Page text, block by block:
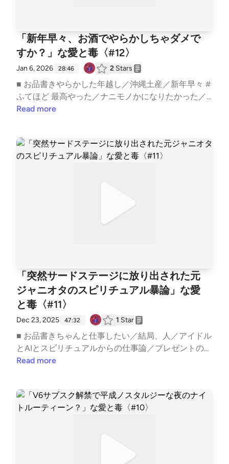
したらぜひこちらまでお寄せください。 ────────
──────── ▼ 公式HPhttps://aitodoku.com ▼ SNS
番組公式X: https://twitter.com/snack_aitodokuゆきマ
マX: https://twitter.com/nara_deer18ゆきママInstagra
m: https://www.instagram.com/nara_deer18ゆきママ
TikTok: https://www.tiktok.com/@nara_deer18 ▼ not
e番組公式: https://note.com/snack_ai_to_doku/ゆき
っそり公開中！ ハッシュタグ #あいどく でお口直し
のご感想もお待ちしております。
「新年早々、お酒でやらかしちゃダメで
すか？」な愛と毒〈#12〉
Jan 6, 2026 28:46 2 Stars
■ お品書きやらかした年越し／沖縄土産／新年早々 #
ふてほど 最高やった／ナニモノかになりたかった／2
026年、仕事の年／いつでもドアあっても就活しやん
━━━━━━━━━━━スナック愛と毒 〜ゆきママ
の愛、届く？〜━━━━━━━━━━━━━━━━━
7lrPo5CLRKKqLO4tw9TjpA&amp;pi=5Vz1DxHRS_iGx
──────────────── ▼ あなたの「ちょっと聞い
でお寄せください。 ──────────────── ▼ 公式
HPhttps://aitodoku.com ▼ SNS番組公式X: https://tw
itter.com/snack_aitodokuゆきママX: https://twitter.c
om/nara_deer18ゆきママInstagram: https://www.inst
agram.com/nara_deer18ゆきママTikTok: https://www.
tiktok.com/@nara_deer18 ▼ note番組公式: https://no
te.com/snack_ai_to_doku/ゆきママ: https://note.co
m/nara_deer18/収録後の裏話やアフタートーク、ママ
の本音は番組公式noteにてひっそり公開中！ ハッシ
おります。
Read more
「突然サードステージに放り出された元
ジャニオタのスピリチュアル暴論」な愛
と毒〈#11〉
Dec 23, 2025 47:32 1 Star
■ お品書きちゃんと仕事したい／結局、人／アイドル
とAIとスピリチュアルからの仕事論／プレゼントの法
則／オタクが望む最終到達地点／オススメさん #ボン
━━━━━━━━━━━スナック愛と毒 〜ゆきママ
の愛、届く？〜━━━━━━━━━━━━━━━━━
7lrPo5CLRKKqLO4tw9TjpA&amp;pi=5Vz1DxHRS_iGx
Read more